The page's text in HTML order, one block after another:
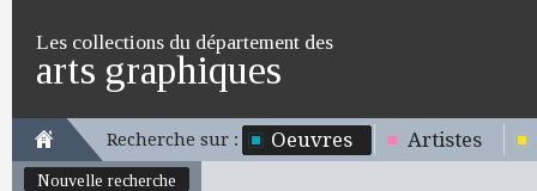
Les collections du département des
arts graphiques
Recherche sur : Oeuvres Artistes
Nouvelle recherche